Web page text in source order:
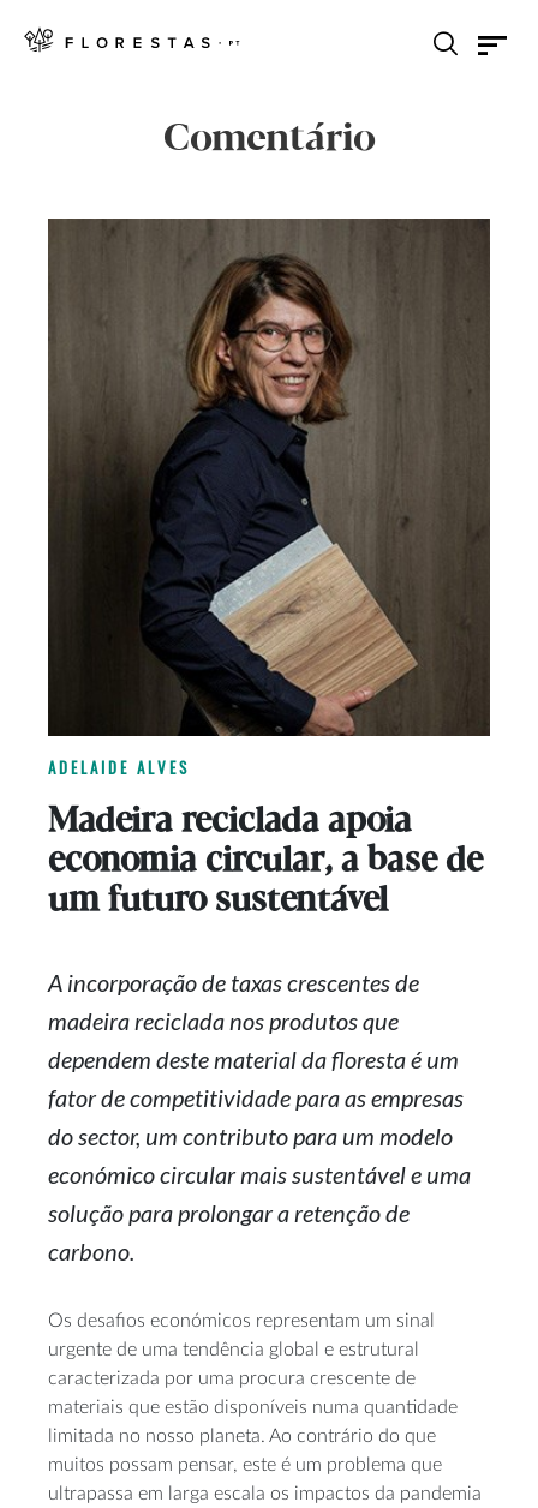
Comentário
ADELAIDE ALVES
Madeira reciclada apoia
economia circular, a base de
um futuro sustentável
A incorporação de taxas crescentes de
madeira reciclada nos produtos que
dependem deste material da floresta é um
fator de competitividade para as empresas
do sector, um contributo para um modelo
económico circular mais sustentável e uma
solução para prolongar a retenção de
carbono.
Os desafios económicos representam um sinal
urgente de uma tendência global e estrutural
caracterizada por uma procura crescente de
materiais que estão disponíveis numa quantidade
limitada no nosso planeta. Ao contrário do que
muitos possam pensar, este é um problema que
ultrapassa em larga escala os impactos da pandemia